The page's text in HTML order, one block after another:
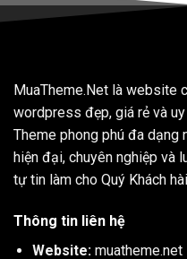
MuaTheme.Net là website
wordpress đẹp, giá rẻ và
Theme phong phú đa dạng
hiện đại, chuyên nghiệp và
tự tin làm cho Quý Khách
Thông tin liên hệ
Website: muatheme.net